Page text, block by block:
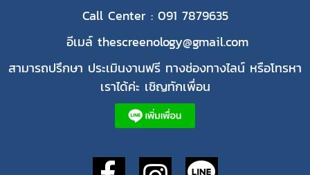
Call Center : 091 7879635
อีเมล์ thescreenology@gmail.com
สามารถปรึกษา ประเมินงานฟรี ทางช่องทางไลน์ หรือโทรหา
เราได้ค่ะ เชิญทักเพื่อน